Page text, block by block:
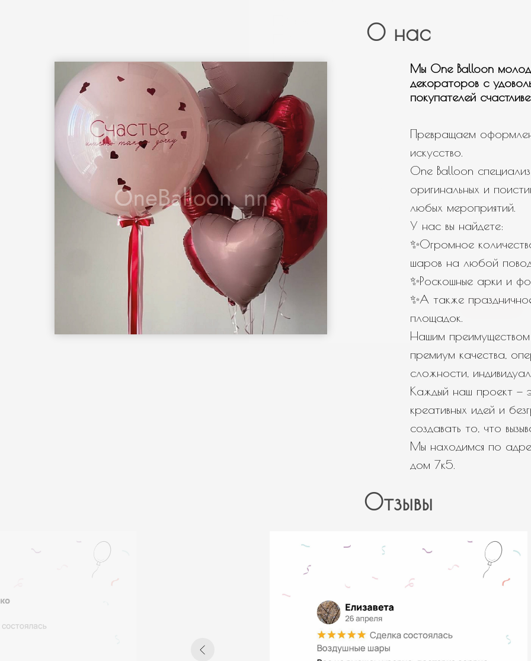
Нужна связка шаров
Нужны шары с мульт героями
Нужно оформление/фотозона
Свой вариант
← Назад Далее →
О нас
Мы One Balloon
декораторов с
покупателей
Превращаем
искусство.
One Balloon
оригинальных и
любых мероприятий.
У нас вы найдете:
✨Огромное
шаров на любой
✨Роскошные арки и
✨А также
площадок.
Нашим преимуществом
премиум качества,
сложности,
Каждый наш проект —
креативных идей и
создавать то, что
Мы находимся по
дом 7к5.
Отзывы